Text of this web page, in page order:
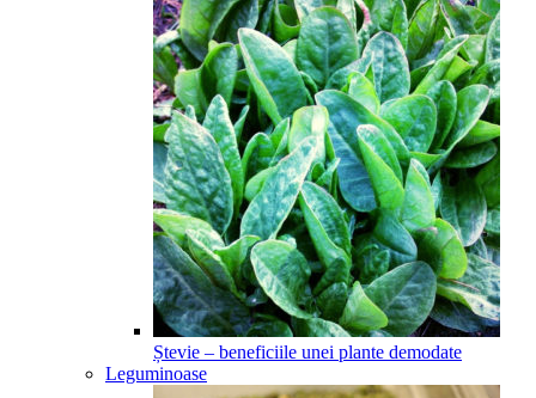
Ștevie – beneficiile unei plante demodate
Leguminoase